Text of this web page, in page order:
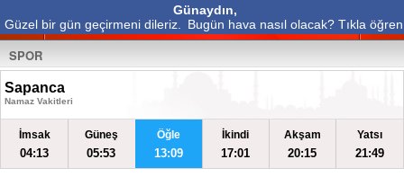
Günaydın,
Güzel bir gün geçirmeni dileriz.
Bugün hava nasıl olacak? Tıkla öğren
SPOR
Sapanca
Namaz Vakitleri
İmsak
04:13
Güneş
05:53
Öğle
13:09
İkindi
17:01
Akşam
20:15
Yatsı
21:49